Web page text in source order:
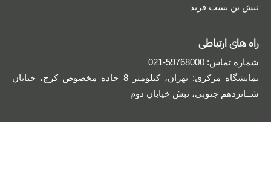
نبش بن بست فرید
راه های ارتباطی
شماره تماس: 59768000-021
نمایشگاه مرکزی: تهران، کیلومتر 8 جاده مخصوص کرج، خیابان
شــانزدهم جنوبی، نبش خیابان دوم